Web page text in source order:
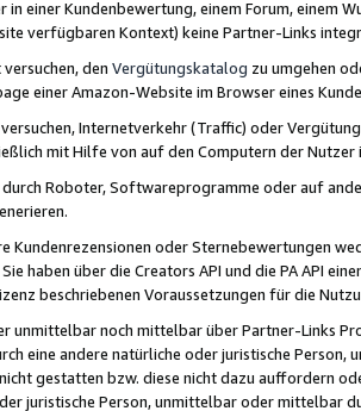
in einer Kundenbewertung, einem Forum, einem
verfügbaren Kontext) keine Partner-Links
den Vergütungskatalog zu umgehen
einer Amazon-Website im Browser eines
Internetverkehr (Traffic) oder
mit Hilfe von auf den Computern der
durch Roboter, Softwareprogramme oder auf
Kundenrezensionen oder Sternebewertungen
haben über die Creators API und die PA API
beschriebenen Voraussetzungen für die
unmittelbar noch mittelbar über Partner-Links
eine andere natürliche oder juristische
gestatten bzw. diese nicht dazu auffordern
juristische Person, unmittelbar oder mittelbar